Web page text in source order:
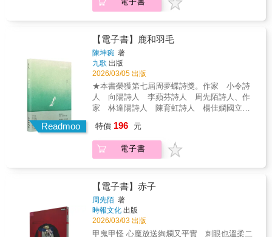
魂、雨中孤兒院與乳品店的風，同時是告別，
也是守夜。這部詩集寫透了一個人與生活長期
對峙又相愛的過程：即使世界殘破，仍願為了
一碗粥、一盞燈、一個還在跳動的名字，而再
一次輕輕地活下去。適合在疲憊的夜晚與最安
靜的清晨慢慢對讀，替那些還說不出口的心
事，找到一種溫柔而堅定的語言。
實之間，圍繞記憶。記憶最多的，也許是愛；
純粹的樣子顯現。記憶總是逐漸安靜，輕輕向
每個自己道別；留下時間與那些，未曾真正離
去的光線。《鹿和羽毛》也是一本寫給內在女
性的詩集。羽毛在詩集裡不停穿越，穿越許多
有鹿的地方；沒有路的時候，羽毛就穿越自
己。羽毛越穿越越薄，薄到足夠穿越記憶的空
隙、穿越遠去的河水，與鹿道別。剩下的路，
依然吹拂，依然充滿樹影與光線。
Readmoo
【電子書】鹿和羽毛
陳坤琬 著
九歌 出版
2026/03/05 出版
★本書榮獲第七屆周夢蝶詩獎。作家 小令詩
人 向陽詩人 李蘋芬詩人 周先陌詩人、作
家 林達陽詩人 陳育虹詩人 楊佳嫻國立屏
有冊店 ū tsheh-tiàm 店長2號 謝三進溫柔推薦
《鹿和羽毛》是一本時間的詩集。在幻夢與真
實之間，圍繞記憶。記憶最多的，也許是愛；
純粹的樣子顯現。記憶總是逐漸安靜，輕輕向
每個自己道別；留下時間與那些，未曾真正離
去的光線。《鹿和羽毛》也是一本寫給內在女
性的詩集。羽毛在詩集裡不停穿越，穿越許多
有鹿的地方；沒有路的時候，羽毛就穿越自
特價 196 元
電子書
【電子書】赤子
周先陌 著
時報文化 出版
2026/03/03 出版
甲鬼甲怪 心魔放送絢爛又平實 刺眼也溫柔二